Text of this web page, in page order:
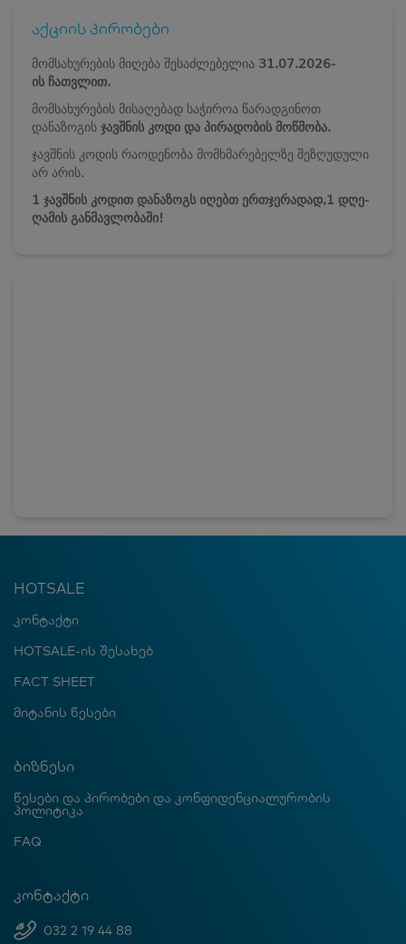
აქციის პირობები
მომსახურების მიღება შესაძლებელია 31.07.2026-
ის ჩათვლით.
მომსახურების მისაღებად საჭიროა წარადგინოთ
დანაზოგის ჯავშნის კოდი და პირადობის მოწმობა.
ჯავშნის კოდის რაოდენობა მომხმარებელზე შეზღუდული
არ არის.
1 ჯავშნის კოდით დანაზოგს იღებთ ერთჯერადად,1 დღე-
ღამის განმავლობაში!
HOTSALE
კონტაქტი
HOTSALE-ის შესახებ
FACT SHEET
მიტანის წესები
ბიზნესი
წესები და პირობები და კონფიდენციალურობის
პოლიტიკა
FAQ
კონტაქტი
032 2 19 44 88